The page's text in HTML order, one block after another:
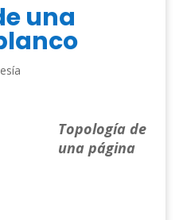
una
Topología de
una página